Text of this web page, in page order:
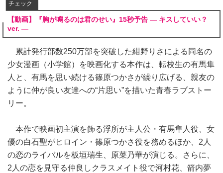
チェック
【動画】『胸が鳴るのは君のせい』15秒予告 ― キスしていい？
ver. ―
累計発行部数250万部を突破した紺野りさによる同名の
少女漫画（小学館）を映画化する本作は、転校生の有馬隼
人と、有馬を思い続ける篠原つかさが繰り広げる、親友の
ように仲が良い友達への“片思い”を描いた青春ラブストー
リー。
本作で映画初主演を飾る浮所が主人公・有馬隼人役、女
優の白石聖がヒロイン・篠原つかさ役を務めるほか、2人
の恋のライバルを板垣瑞生、原菜乃華が演じる。さらに、
2人の恋を見守る仲良しクラスメイト役で河村花、箭内夢